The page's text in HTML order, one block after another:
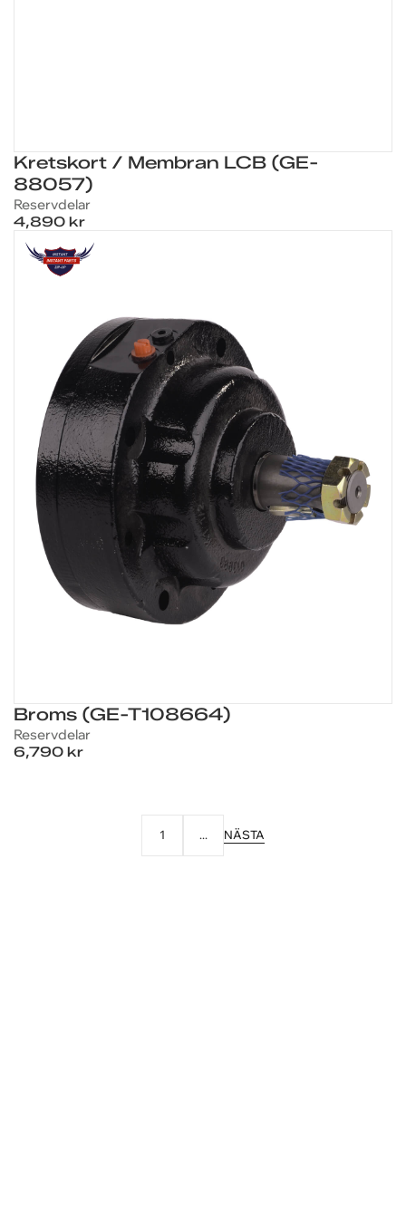
Kretskort / Membran LCB (GE-
88057)
Reservdelar
4,890 kr
Broms (GE-T108664)
Reservdelar
6,790 kr
1 ... NÄSTA